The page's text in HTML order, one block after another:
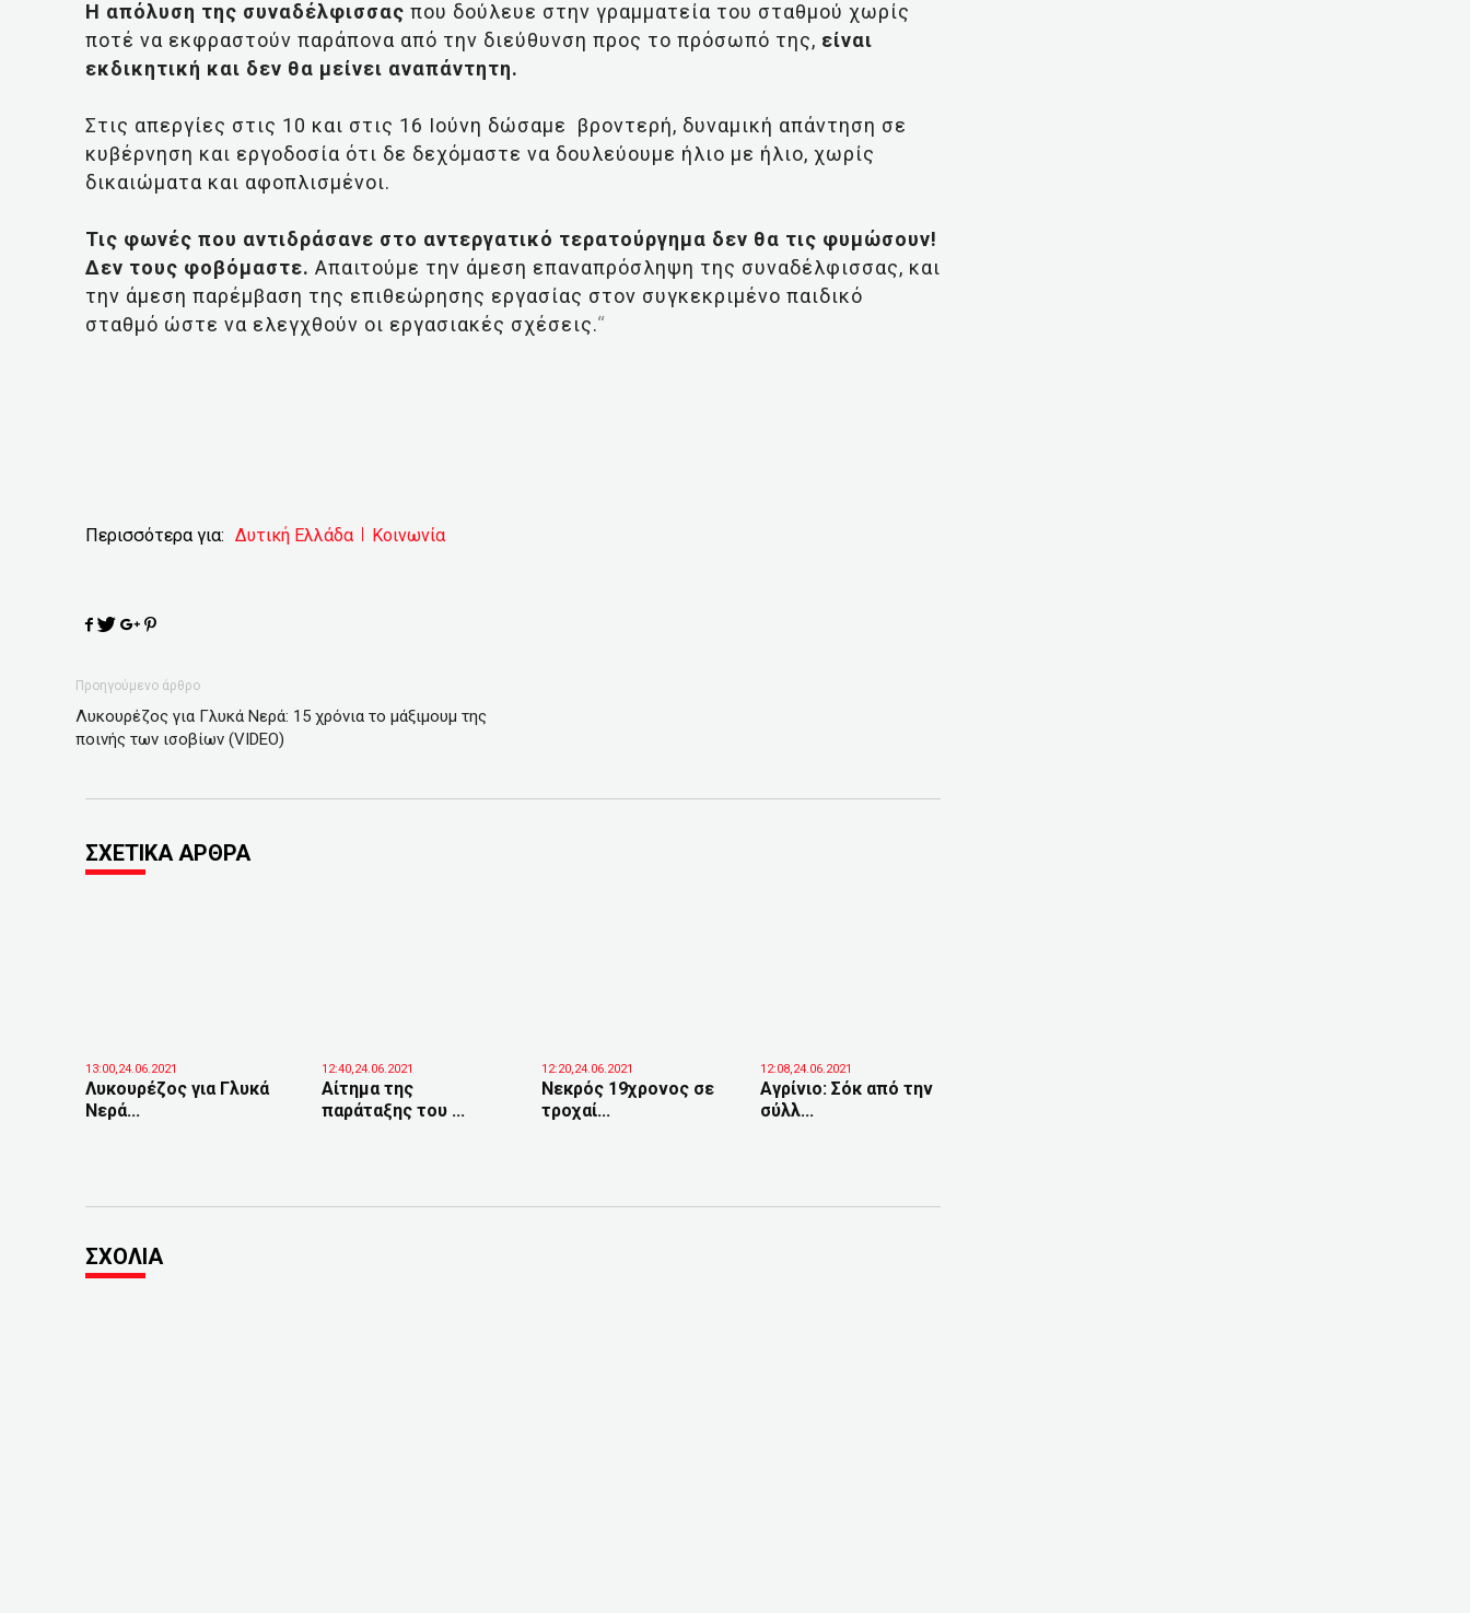
Η απόλυση της συναδέλφισσας που δούλευε στην γραμματεία του σταθμού χωρίς
ποτέ να εκφραστούν παράπονα από την διεύθυνση προς το πρόσωπό της, είναι
εκδικητική και δεν θα μείνει αναπάντητη.
Στις απεργίες στις 10 και στις 16 Ιούνη δώσαμε βροντερή, δυναμική απάντηση σε
κυβέρνηση και εργοδοσία ότι δε δεχόμαστε να δουλεύουμε ήλιο με ήλιο, χωρίς
δικαιώματα και αφοπλισμένοι.
Τις φωνές που αντιδράσανε στο αντεργατικό τερατούργημα δεν θα τις φυμώσουν!
Δεν τους φοβόμαστε. Απαιτούμε την άμεση επαναπρόσληψη της συναδέλφισσας, και
την άμεση παρέμβαση της επιθεώρησης εργασίας στον συγκεκριμένο παιδικό
σταθμό ώστε να ελεγχθούν οι εργασιακές σχέσεις.“
Περισσότερα για: Δυτική Ελλάδα Κοινωνία
Προηγούμενο άρθρο
Λυκουρέζος για Γλυκά Νερά: 15 χρόνια το μάξιμουμ της
ποινής των ισοβίων (VIDEO)
ΣΧΕΤΙΚΑ ΑΡΘΡΑ
13:00,24.06.2021
Λυκουρέζος για Γλυκά
Νερά...
12:40,24.06.2021
Αίτημα της
παράταξης του ...
12:20,24.06.2021
Νεκρός 19χρονος σε
τροχαί...
12:08,24.06.2021
Αγρίνιο: Σόκ από την
σύλλ...
ΣΧΟΛΙΑ